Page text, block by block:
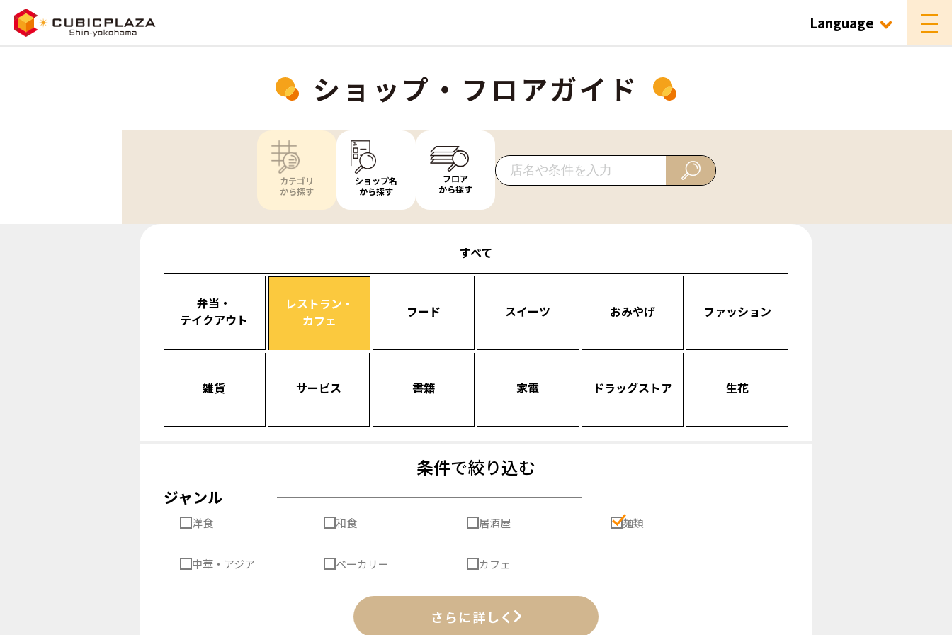
Language
ショップ・フロアガイド
カテゴリ
から探す
ショップ名
から探す
フロア
から探す
すべて
弁当・
テイクアウト
レストラン・
カフェ
フード スイーツ おみやげ ファッション
雑貨 サービス 書籍 家電 ドラッグストア 生花
条件で絞り込む
ジャンル
洋食 和食 居酒屋 麺類
中華・アジア ベーカリー カフェ
さらに詳しく